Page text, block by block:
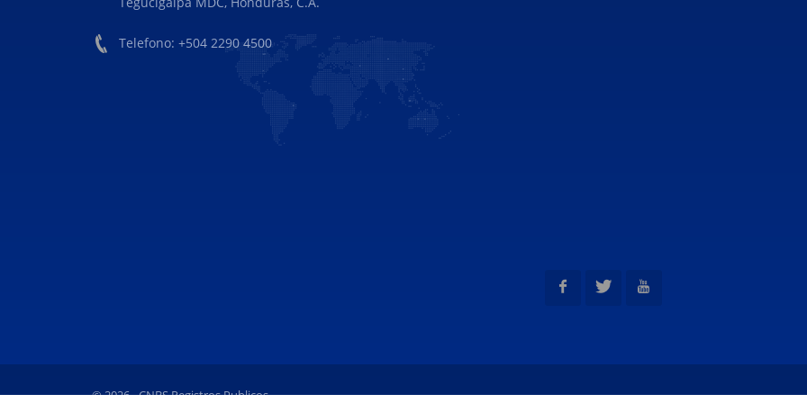
Telefono: +504 2290 4500
© 2026 - CNBS Registros Publicos